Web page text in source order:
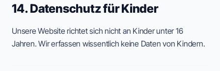
14. Datenschutz für Kinder
Unsere Website richtet sich nicht an Kinder unter 16
Jahren. Wir erfassen wissentlich keine Daten von Kindern.